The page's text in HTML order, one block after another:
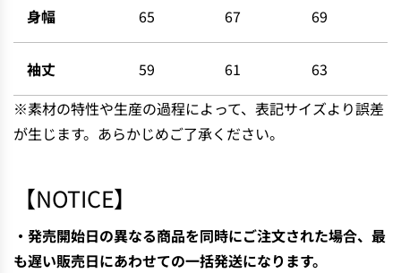
身幅 65 67 69
袖丈 59 61
63
※素材の特性や生産の過程によって、表記サイズより誤差
が生じます。あらかじめご了承ください。
【NOTICE】
・発売開始日の異なる商品を同時にご注文された場合、最
も遅い販売日にあわせての一括発送になります。